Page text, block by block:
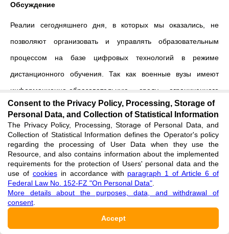
Обсуждение
Реалии сегодняшнего дня, в которых мы оказались, не
позволяют организовать и управлять образовательным
процессом на базе цифровых технологий в режиме
дистанционного обучения. Так как военные вузы имеют
информационно-образовательную среду ограниченного
типа, то доступ преподавателей, находящихся на
самоизоляции, к электронно-образовательной среде вуза
закрыт. Возникшая проблема обеспечения систематической
совместной работы обучающихся и преподавателей, а также
свободного доступ к электронному контенту преподавателю
указывает на необходимость создания защищенной
платформы для дистанционного обучения. В связи с этим,
преподавателям пришлось менять технологию обучения и
Consent to the Privacy Policy, Processing, Storage of
Personal Data, and Collection of Statistical Information
The Privacy Policy, Processing, Storage of Personal Data, and
Collection of Statistical Information defines the Operator's policy
regarding the processing of User Data when they use the
Resource, and also contains information about the implemented
requirements for the protection of Users' personal data and the
use of cookiesin accordance with paragraph 1 of Article 6 of
Federal Law No. 152-FZ "On Personal Data"
More details about the purposes, data, and withdrawal of
consent
Accept